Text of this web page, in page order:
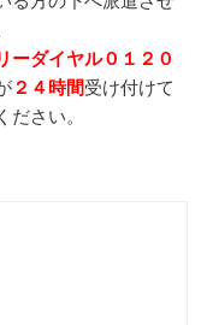
ーダイヤル０１２０
２４時間受け付けて
さい。